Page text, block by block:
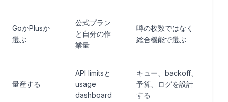
GoかPlusか
選ぶ
公式プラン
と自分の作
業量
噂の枚数ではなく
総合機能で選ぶ
量産する
API limitsと
usage
dashboard
キュー、backoff、
予算、ログを設計
する